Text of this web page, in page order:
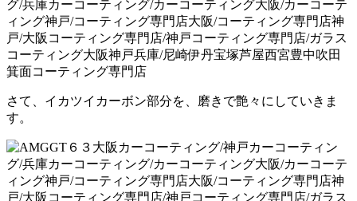
さて、イカツイカーボン部分を、磨きで艶々にしていきま
す。